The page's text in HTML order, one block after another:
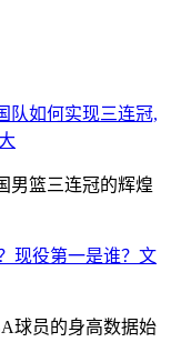
队如何实现三连冠,
男篮三连冠的辉煌
现役第一是谁？文
球员的身高数据始